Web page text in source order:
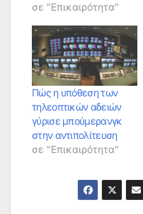
σε "Επικαιρότητα"
Πώς η υπόθεση των
τηλεοπτικών αδειών
γύρισε μπούμερανγκ
στην αντιπολίτευση
σε "Επικαιρότητα"